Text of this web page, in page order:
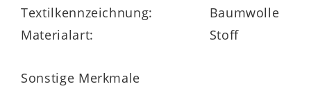
Textilkennzeichnung:
Baumwolle
Materialart:
Stoff
Sonstige Merkmale